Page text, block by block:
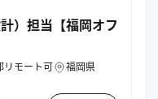
）担当【福岡オフ
リモート可 福岡県